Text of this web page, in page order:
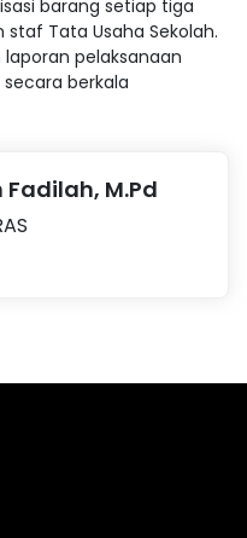
barang setiap tiga
Tata Usaha Sekolah.
pelaksanaan
berkala
M.Pd